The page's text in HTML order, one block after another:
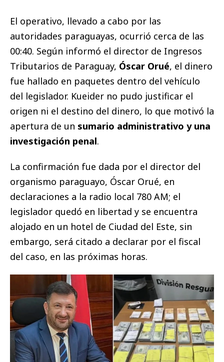
El operativo, llevado a cabo por las
autoridades paraguayas, ocurrió cerca de las
00:40. Según informó el director de Ingresos
Tributarios de Paraguay, Óscar Orué, el dinero
fue hallado en paquetes dentro del vehículo
del legislador. Kueider no pudo justificar el
origen ni el destino del dinero, lo que motivó la
apertura de un sumario administrativo y una
investigación penal.
La confirmación fue dada por el director del
organismo paraguayo, Óscar Orué, en
declaraciones a la radio local 780 AM; el
legislador quedó en libertad y se encuentra
alojado en un hotel de Ciudad del Este, sin
embargo, será citado a declarar por el fiscal
del caso, en las próximas horas.